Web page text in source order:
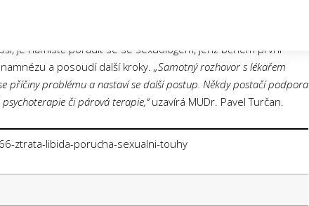
je namístě poradit se se sexuologem, jenž během první
a posoudí další kroky. „Samotný rozhovor s lékařem
příčiny problému a nastaví se další postup. Někdy postačí podpora
či párová terapie,“uzavírá MUDr. Pavel Turčan.
ztrata-libida-porucha-sexualni-touhy